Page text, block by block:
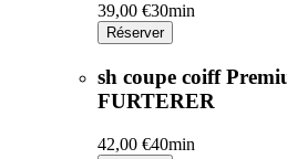
39,00 €30min
Réserver
sh coupe coiff
FURTERER
42,00 €40min